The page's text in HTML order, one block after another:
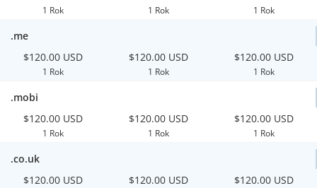
1 Rok 1 Rok 1 Rok
.me
$120.00 USD
1 Rok
$120.00 USD
1 Rok
$120.00 USD
1 Rok
.mobi
$120.00 USD
1 Rok
$120.00 USD
1 Rok
$120.00 USD
1 Rok
.co.uk
$120.00 USD
$120.00 USD $120.00 USD